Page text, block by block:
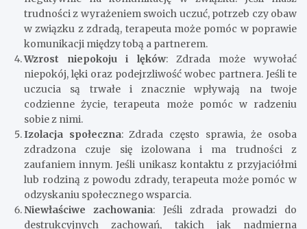
trudności z wyrażeniem swoich uczuć, potrzeb czy obaw
w związku z zdradą, terapeuta może pomóc w poprawie
komunikacji między tobą a partnerem.
Wzrost niepokoju i lęków: Zdrada może wywołać
niepokój, lęki oraz podejrzliwość wobec partnera. Jeśli te
uczucia są trwałe i znacznie wpływają na twoje
codzienne życie, terapeuta może pomóc w radzeniu
sobie z nimi.
Izolacja społeczna: Zdrada często sprawia, że osoba
zdradzona czuje się izolowana i ma trudności z
zaufaniem innym. Jeśli unikasz kontaktu z przyjaciółmi
lub rodziną z powodu zdrady, terapeuta może pomóc w
odzyskaniu społecznego wsparcia.
Niewłaściwe zachowania: Jeśli zdrada prowadzi do
destrukcyjnych zachowań, takich jak nadmierna